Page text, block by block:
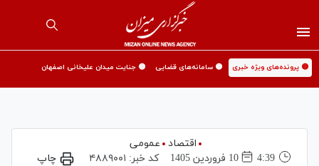
🟡 پرونده‌های ویژه خبری 🟡 سامانه‌های قضایی 🟡 جنایت میدان علیخانی اصفهان
اقتصاد
عمومی
4:39
10 فروردين 1405 کد خبر: ۴۸۸۹۰۰۱ چاپ